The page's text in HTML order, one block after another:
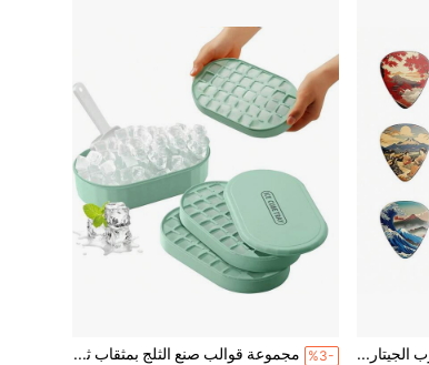
12 قطعة مجموعة مضارب الجيتار - خيارات سماكة 0.46/0.71/0.96 ملم، 12 تصميم فريد من الرسوم المتحركة والأنمي، مضارب الأوكولليلي والباص والجيتار الكهربائي، هدية لعشاق الموسيقى، تصاميم نابضة بالحياة %3-
مجموعة قوالب صنع الثلج بمثقاب ثلج وصندوق تخزين (2 طبقة، تصنع 72 مكعب ثلج)